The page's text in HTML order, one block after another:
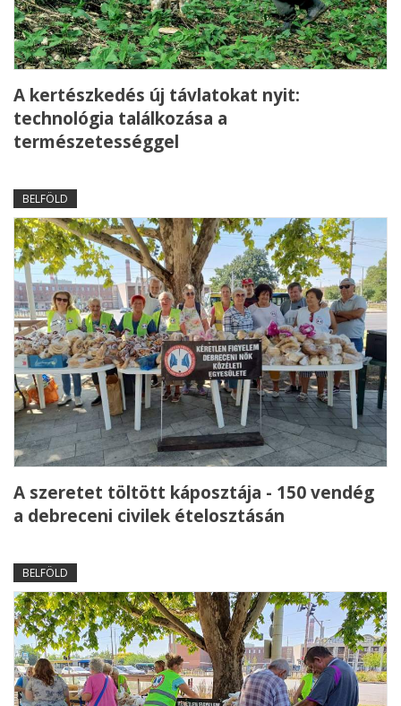
A kertészkedés új távlatokat nyit:
technológia találkozása a
természetességgel
BELFÖLD
A szeretet töltött káposztája - 150 vendég
a debreceni civilek ételosztásán
BELFÖLD